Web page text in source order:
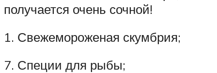
получается очень сочной!
1. Свежемороженая скумбрия;
7. Специи для рыбы;